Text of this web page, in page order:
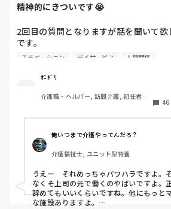
精神的にきついです😭
2回目の質問となりますが話を聞いて欲
です。
覚えてきました。人間関係も少しずつ
この1週間精神的にきついです。
A(上司)からの厳しい言葉、言い方が本
ついです。
「お前邪魔」「お前がやれよ」「は？な
同期の子、他の職員の方とも話したので
「A(上司)って言い方きついよね」「昭
考っていうか…自分の思い通りにならな
モチベーション デイサービス 人間関係
ｵﾆｷﾞﾘ
介護職・ヘルパー, 訪問介護, 初任者研
46
俺いつまで介護やってんだろ？
介護福祉士, ユニット型特養
うえー　それめっちゃパワハラですよ。
なくそ上司の元で働くのやばいですよ。
辞めてもいいくらいですね。他にもっと
な施設ありますよ。